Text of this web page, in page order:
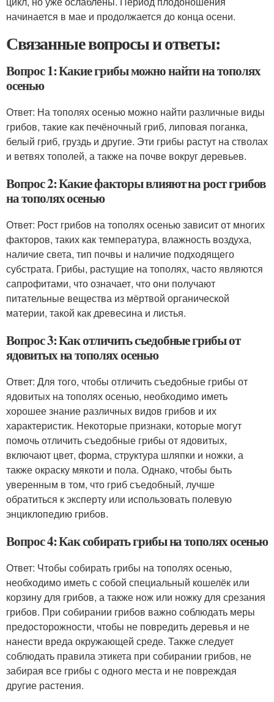
начинается в мае и продолжается до конца осени.
Связанные вопросы и ответы:
Вопрос 1: Какие грибы можно найти на тополях
осенью
Ответ: На тополях осенью можно найти различные виды
грибов, такие как печёночный гриб, липовая поганка,
белый гриб, груздь и другие. Эти грибы растут на стволах
и ветвях тополей, а также на почве вокруг деревьев.
Вопрос 2: Какие факторы влияют на рост грибов
на тополях осенью
Ответ: Рост грибов на тополях осенью зависит от многих
факторов, таких как температура, влажность воздуха,
наличие света, тип почвы и наличие подходящего
субстрата. Грибы, растущие на тополях, часто являются
сапрофитами, что означает, что они получают
питательные вещества из мёртвой органической
материи, такой как древесина и листья.
Вопрос 3: Как отличить съедобные грибы от
ядовитых на тополях осенью
Ответ: Для того, чтобы отличить съедобные грибы от
ядовитых на тополях осенью, необходимо иметь
хорошее знание различных видов грибов и их
характеристик. Некоторые признаки, которые могут
помочь отличить съедобные грибы от ядовитых,
включают цвет, форма, структура шляпки и ножки, а
также окраску мякоти и пола. Однако, чтобы быть
уверенным в том, что гриб съедобный, лучше
обратиться к эксперту или использовать полевую
энциклопедию грибов.
Вопрос 4: Как собирать грибы на тополях осенью
Ответ: Чтобы собирать грибы на тополях осенью,
необходимо иметь с собой специальный кошелёк или
корзину для грибов, а также нож или ножку для срезания
грибов. При собирании грибов важно соблюдать меры
предосторожности, чтобы не повредить деревья и не
нанести вреда окружающей среде. Также следует
соблюдать правила этикета при собирании грибов, не
забирая все грибы с одного места и не повреждая
другие растения.